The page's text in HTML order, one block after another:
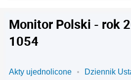
Monitor Polski - rok
1054
Akty ujednolicone
Dziennik